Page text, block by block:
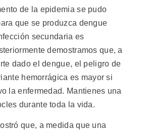
de la epidemia se pudo
que se produzca dengue
secundaria es
demostramos que, a
dado el dengue, el peligro de
hemorrágica es mayor si
la enfermedad. Mantienes una
durante toda la vida.
que, a medida que una